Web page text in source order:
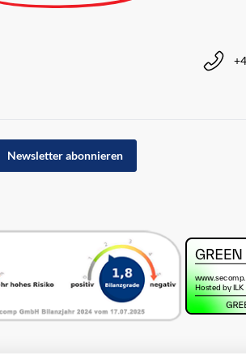
Newsletter abonnieren